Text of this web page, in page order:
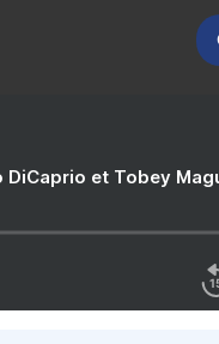
DiCaprio et Tobey